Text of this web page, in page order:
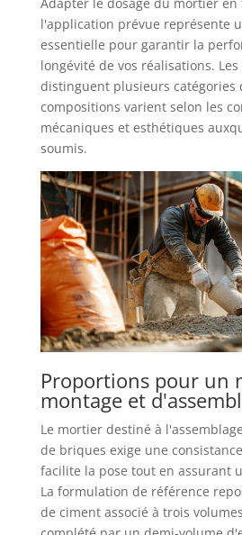
l'application prévue représente
essentielle pour garantir la
longévité de vos réalisations.
distinguent plusieurs catégories
compositions varient selon les
mécaniques et esthétiques
soumis.
Proportions pour un
montage et
Le mortier destiné à
de briques exige une
facilite la pose tout en assurant
La formulation de référence
de ciment associé à trois